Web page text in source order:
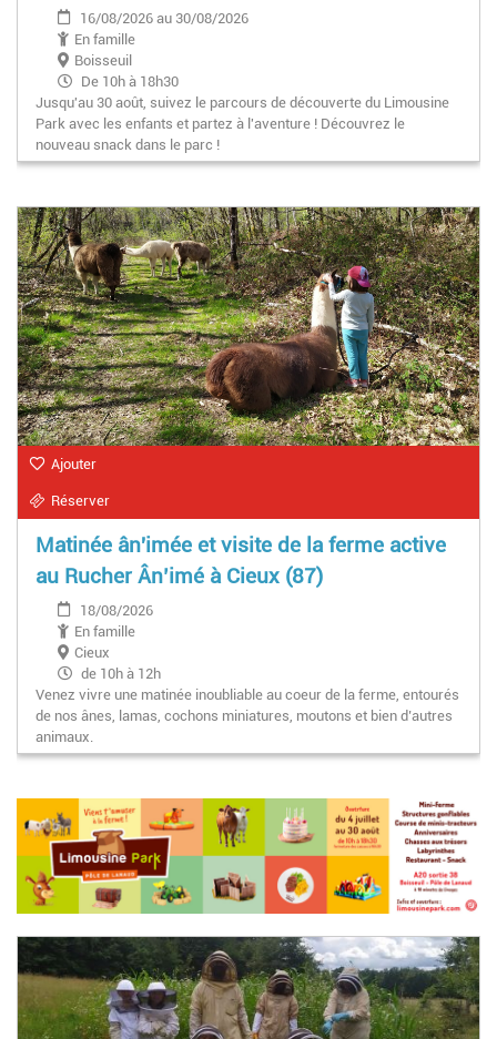
16/08/2026 au 30/08/2026
En famille
Boisseuil
De 10h à 18h30
Jusqu'au 30 août, suivez le parcours de découverte du Limousine
Park avec les enfants et partez à l'aventure ! Découvrez le
nouveau snack dans le parc !
Ajouter
Réserver
Matinée ân'imée et visite de la ferme active
au Rucher Ân’imé à Cieux (87)
18/08/2026
En famille
Cieux
de 10h à 12h
Venez vivre une matinée inoubliable au coeur de la ferme, entourés
de nos ânes, lamas, cochons miniatures, moutons et bien d’autres
animaux.